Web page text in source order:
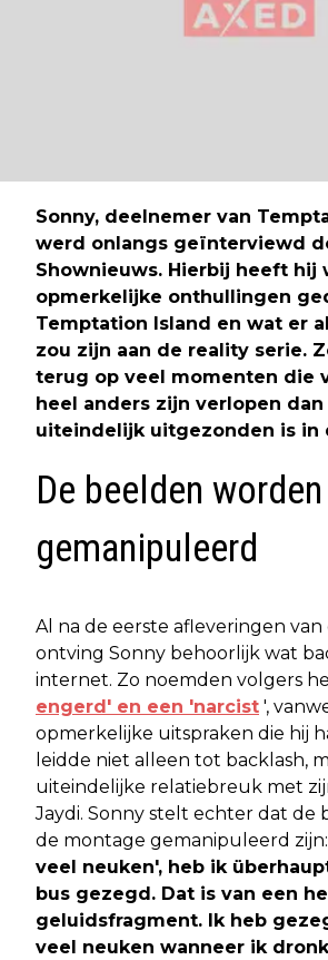
Sonny, deelnemer van
werd onlangs geïnterviewd
Shownieuws. Hierbij heeft hij
opmerkelijke onthullingen
Temptation Island en wat er
zou zijn aan de reality serie.
terug op veel momenten die
heel anders zijn verlopen
uiteindelijk uitgezonden is in
De beelden worden
gemanipuleerd
Al na de eerste afleveringen van
ontving Sonny behoorlijk wat
internet. Zo noemden volgers
engerd' en een 'narcist ',
opmerkelijke uitspraken die hij
leidde niet alleen tot backlash,
uiteindelijke relatiebreuk met
Jaydi. Sonny stelt echter dat de
de montage gemanipuleerd
veel neuken', heb ik
bus gezegd. Dat is van een
geluidsfragment. Ik heb
veel neuken wanneer ik